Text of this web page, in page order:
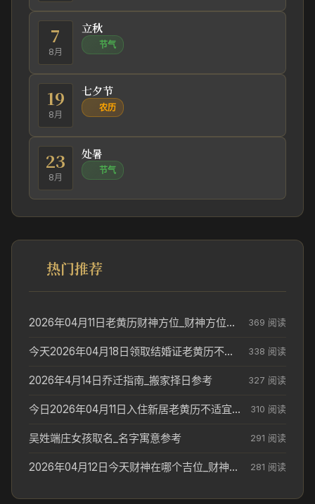
7
8月
立秋
节气
19
8月
七夕节
农历
23
8月
处暑
节气
热门推荐
2026年04月11日老黄历财神方位_财神方位与供奉讲究 369 阅读
今天2026年04月18日领取结婚证老黄历不适合吗_领证日期参考 338 阅读
2026年4月14日乔迁指南_搬家择日参考 327 阅读
今日2026年04月11日入住新居老黄历不适宜吗_搬家择日参考 310 阅读
吴姓端庄女孩取名_名字寓意参考 291 阅读
2026年04月12日今天财神在哪个吉位_财神方位参考 281 阅读